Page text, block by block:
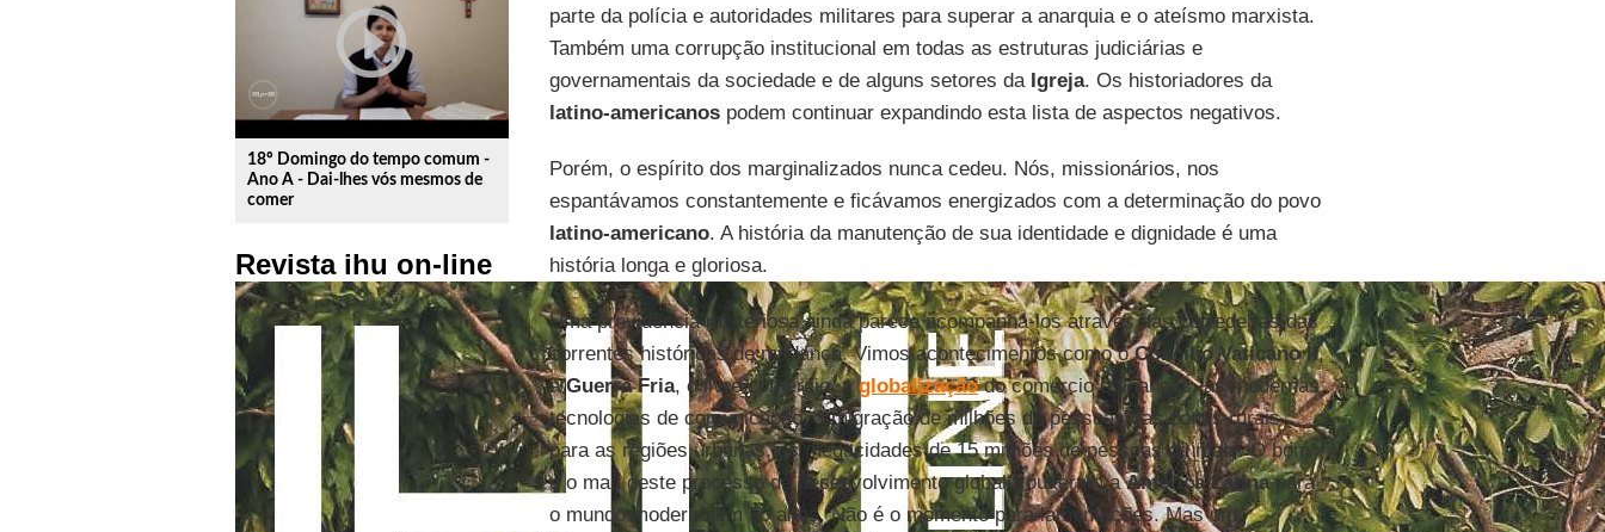
play_circle_outline
18º Domingo do tempo comum -
Ano A - Dai-lhes vós mesmos de
comer
Revista ihu on-line
parte da polícia e autoridades militares para superar a anarquia e o ateísmo marxista.
Também uma corrupção institucional em todas as estruturas judiciárias e
governamentais da sociedade e de alguns setores da Igreja. Os historiadores da
latino-americanospodem continuar expandindo esta lista de aspectos negativos.
Porém, o espírito dos marginalizados nunca cedeu. Nós, missionários, nos
espantávamos constantemente e ficávamos energizados com a determinação do povo
latino-americano. A história da manutenção de sua identidade e dignidade é uma
história longa e gloriosa.
Uma providência misteriosa ainda parece acompanhá-los através das corredeiras das
correntes históricas de mudança. Vimos acontecimentos como oConcílio Vaticano II,
aGuerra Fria, o livre comércio, aglobalizaçãodo comércio e finanças, as modernas
tecnologias de comunicação, a migração de milhões de pessoas das zonas rurais
para as regiões urbanas, as megacidades de 15 milhões de pessoas ou mais. O bom
e o mau deste processo de desenvolvimento global trouxeram aAmérica Latinapara
o mundo moderno em 50 anos. Não é o momento para lamentações. Mas um